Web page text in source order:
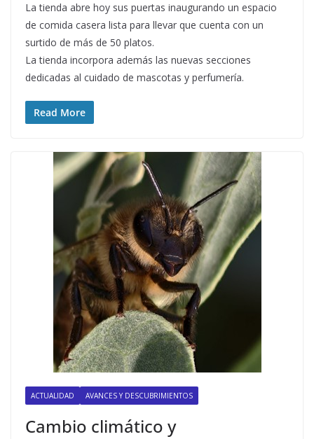
La tienda abre hoy sus puertas inaugurando un espacio
de comida casera lista para llevar que cuenta con un
surtido de más de 50 platos.
La tienda incorpora además las nuevas secciones
dedicadas al cuidado de mascotas y perfumería.
Read More
ACTUALIDAD AVANCES Y DESCUBRIMIENTOS
Cambio climático y